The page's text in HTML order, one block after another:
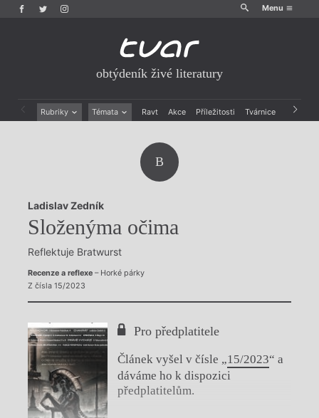
Menu
obtýdeník živé literatury
Rubriky Témata Ravt Akce Příležitosti Tvárnice Archiv
Rozhovory
Dokument
Výroční ceny
B
Ladislav Zedník
Složenýma očima
Reflektuje Bratwurst
Recenze a reflexe– Horké párky
Z čísla 15/2023
Pro předplatitele
Článek vyšel v čísle „15/2023“ a
dáváme ho k dispozici
předplatitelům.